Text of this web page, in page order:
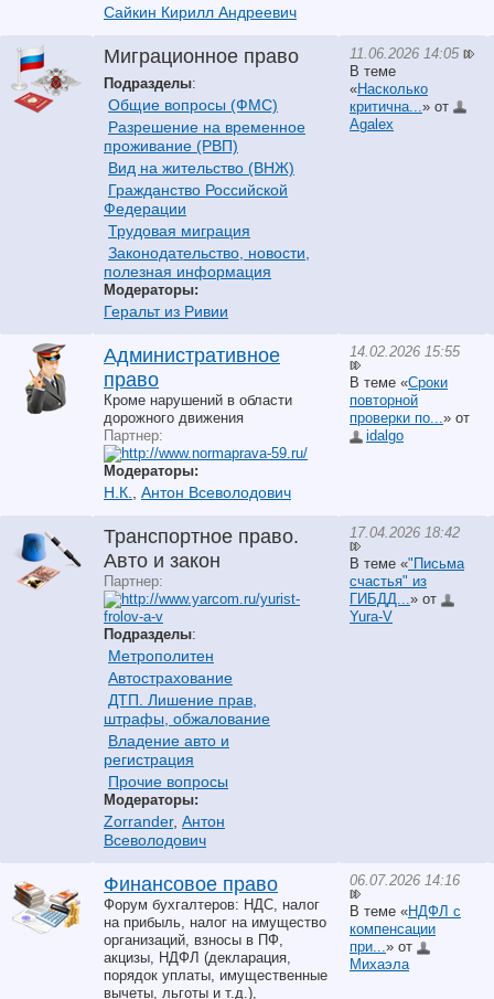
Сайкин Кирилл Андреевич
Миграционное право
Подразделы:
Общие вопросы (ФМС)
Разрешение на временное
проживание (РВП)
Вид на жительство (ВНЖ)
Гражданство Российской
Федерации
Трудовая миграция
Законодательство, новости,
полезная информация
Модераторы:
Геральт из Ривии
11.06.2026 14:05
В теме
«Насколько
критична... » от
Agalex
Административное
право
Кроме нарушений в области
дорожного движения
Партнер:
Модераторы:
Н.К. Антон Всеволодович
14.02.2026 15:55
В теме «Сроки
повторной
проверки по...» от
idalgo
Транспортное право.
Авто и закон
Партнер:
Подразделы:
Метрополитен
Автострахование
ДТП. Лишение прав,
штрафы, обжалование
Владение авто и
регистрация
Прочие вопросы
Модераторы:
Zorrander, Антон
Всеволодович
17.04.2026 18:42
В теме «"Письма
счастья" из
ГИБДД...» от
Yura-V
Финансовое право
Форум бухгалтеров: НДС, налог
на прибыль, налог на имущество
организаций, взносы в ПФ,
акцизы, НДФЛ (декларация,
порядок уплаты, имущественные
вычеты, льготы и т.д.),
06.07.2026 14:16
В теме «НДФЛ с
компенсации
при...» от
Михаэла